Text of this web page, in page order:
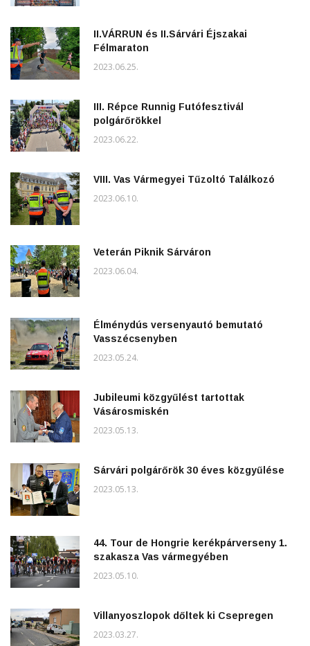
II.VÁRRUN és II.Sárvári Éjszakai
Félmaraton
2023.06.25.
III. Répce Runnig Futófesztivál
polgárőrökkel
2023.06.22.
VIII. Vas Vármegyei Tűzoltó Találkozó
2023.06.10.
Veterán Piknik Sárváron
2023.06.04.
Élménydús versenyautó bemutató
Vasszécsenyben
2023.05.24.
Jubileumi közgyűlést tartottak
Vásárosmiskén
2023.05.13.
Sárvári polgárőrök 30 éves közgyűlése
2023.05.13.
44. Tour de Hongrie kerékpárverseny 1.
szakasza Vas vármegyében
2023.05.10.
Villanyoszlopok dőltek ki Csepregen
2023.03.27.